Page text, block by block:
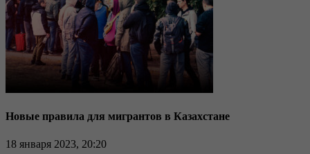
Новые правила для мигрантов в Казахстане
18 января 2023, 20:20